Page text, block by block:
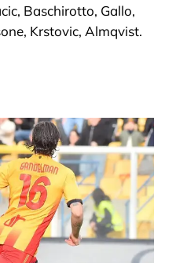
Baschirotto, Gallo,
Krstovic, Almqvist.